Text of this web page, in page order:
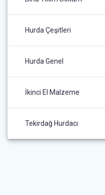
Hurda Çeşitleri
Hurda Genel
İkinci El Malzeme
Tekirdağ Hurdacı